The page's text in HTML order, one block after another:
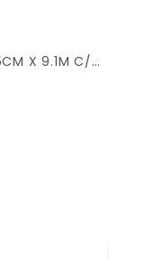
TELA MICROPORE 3M BLANCA 2.5CM X 9.1M C/12PZ X/10